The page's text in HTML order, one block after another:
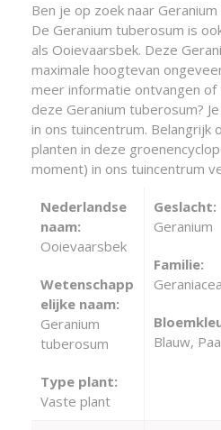
Ben je op zoek naar
De Geranium tuberosum is
als Ooievaarsbek. Deze
maximale hoogtevan
meer informatie ontvangen
deze Geranium tuberosum?
in ons tuincentrum. Belangrijk
planten in deze
moment) in ons tuincentrum
Nederlandse
naam:
Ooievaarsbek
Wetenschapp
elijke naam:
Geranium
tuberosum
Type plant:
Vaste plant
Geslacht:
Geranium
Familie:
Blauw,